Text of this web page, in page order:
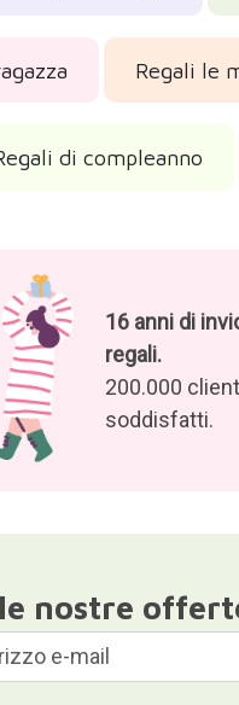
Regali le
di compleanno
16 anni di
regali.
200.000
soddisfatti.
nostre